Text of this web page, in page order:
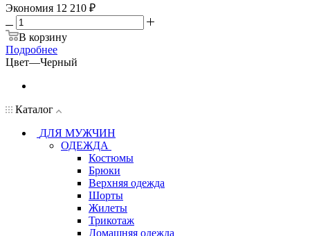
Экономия 12 210 ₽
В корзину
Подробнее
Цвет—Черный
Каталог
ДЛЯ МУЖЧИН
ОДЕЖДА
Костюмы
Брюки
Верхняя одежда
Шорты
Жилеты
Трикотаж
Домашняя одежда